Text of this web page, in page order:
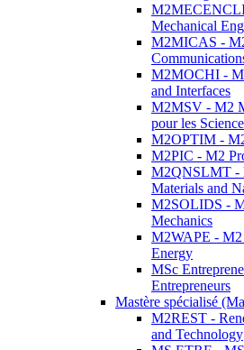
Mechanical
M2MICAS -
M2MOCHI -
and Interfaces
M2MSV - M2
pour les
M2OPTIM -
M2PIC - M2
M2QNSLMT -
Materials and
M2SOLIDS -
Mechanics
M2WAPE - M2
Energy
MSc
Entrepreneurs
Mastère spécialisé
M2REST -
and Technology